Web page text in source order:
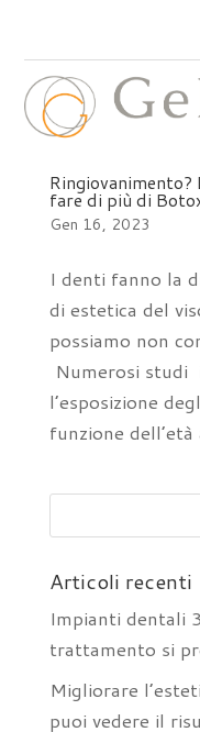
fare di più di
Gen 16, 2023
I denti fanno la
di estetica del
possiamo non
Numerosi studi
l’esposizione
funzione
Articoli recenti
Impianti dentali
trattamento si
Migliorare
puoi vedere il